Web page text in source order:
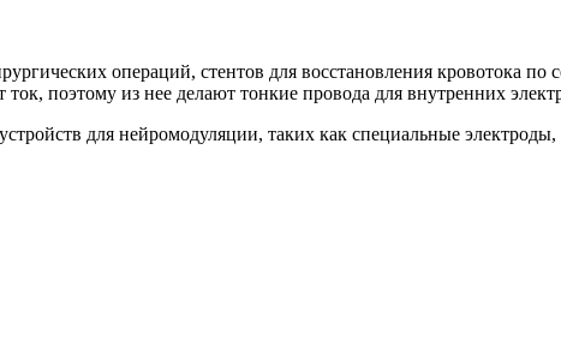
операций, стентов для восстановления кровотока
поэтому из нее делают тонкие провода для внутренних
для нейромодуляции, таких как специальные